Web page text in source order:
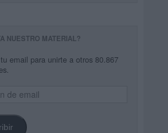
NUESTRO MATERIAL?
email para unirte a otros 80.867